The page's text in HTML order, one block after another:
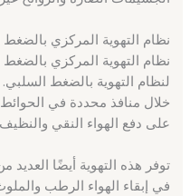
نظام التهوية المركزي
نظام التهوية المركزي
لنظام التهوية بالضغط
خلال منافذ محددة في
على دفع الهواء النقي
توفر هذه التهوية أيضًا
في إبقاء الهواء الرطب